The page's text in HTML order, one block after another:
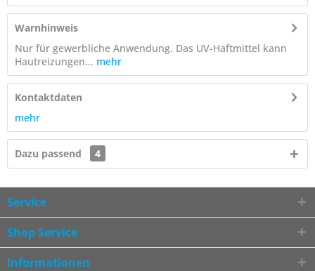
Warnhinweis
Nur für gewerbliche Anwendung. Das UV-Haftmittel kann
Hautreizungen... mehr
Kontaktdaten
mehr
Dazu passend 4
Service
Shop Service
Informationen